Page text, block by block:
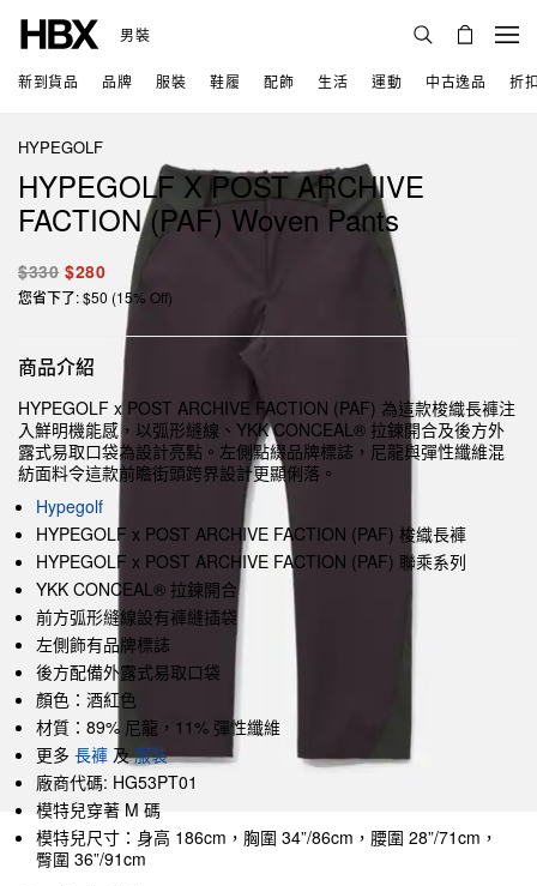
男裝
新到貨品 品牌 服裝 鞋履 配飾 生活 運動 中古逸品 折
HYPEGOLF
HYPEGOLF X POST ARCHIVE
FACTION (PAF) Woven Pants
$330 $280
您省下了: $50 (15% Off)
商品介紹
HYPEGOLF x POST ARCHIVE FACTION (PAF) 為這款梭織長褲注
入鮮明機能感，以弧形縫線、YKK CONCEAL® 拉鍊開合及後方外
露式易取口袋為設計亮點。左側點綴品牌標誌，尼龍與彈性纖維混
紡面料令這款前瞻街頭跨界設計更顯俐落。
Hypegolf
HYPEGOLF x POST ARCHIVE FACTION (PAF) 梭織長褲
HYPEGOLF x POST ARCHIVE FACTION (PAF) 聯乘系列
YKK CONCEAL® 拉鍊開合
前方弧形縫線設有褲縫插袋
左側飾有品牌標誌
後方配備外露式易取口袋
顏色：酒紅色
材質：89% 尼龍，11% 彈性纖維
更多 長褲 及服裝
廠商代碼: HG53PT01
模特兒穿著 M 碼
模特兒尺寸：身高 186cm，胸圍 34”/86cm，腰圍 28”/71cm，
臀圍 36”/91cm